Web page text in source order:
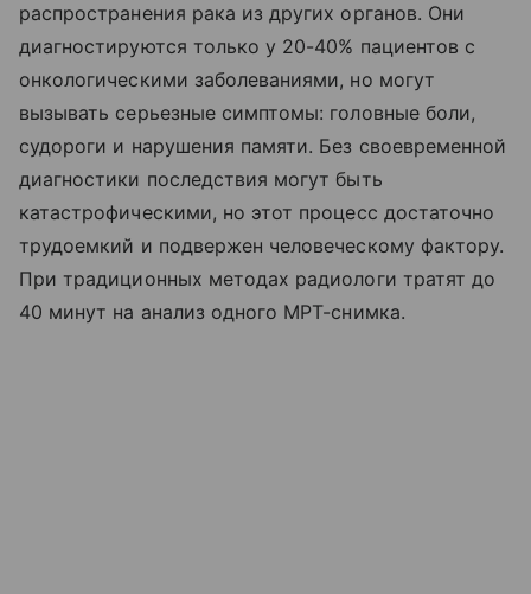
распространения рака из других органов. Они
диагностируются только у 20-40% пациентов с
онкологическими заболеваниями, но могут
вызывать серьезные симптомы: головные боли,
судороги и нарушения памяти. Без своевременной
диагностики последствия могут быть
катастрофическими, но этот процесс достаточно
трудоемкий и подвержен человеческому фактору.
При традиционных методах радиологи тратят до
40 минут на анализ одного МРТ-снимка.